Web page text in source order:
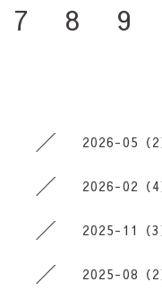
7 8 9
2026-05（
2026-02（
2025-11（
2025-08（